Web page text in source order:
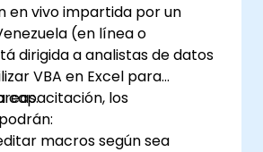
en vivo impartida por un
(en línea o
dirigida a analistas de datos
VBA en Excel para
capacitación, los
macros según sea